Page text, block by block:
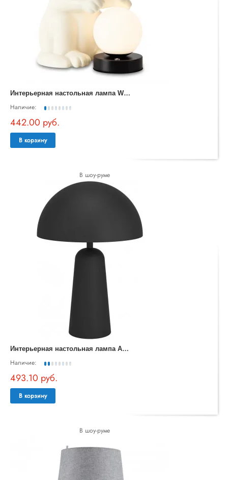
И
нтерьерная настольная лампа Whisker FR5607TL-01W
Наличие:
442.00 руб.
В корзину
В шоу-руме
И
нтерьерная настольная лампа ARANZOLA 900134
Наличие:
493.10 руб.
В корзину
В шоу-руме